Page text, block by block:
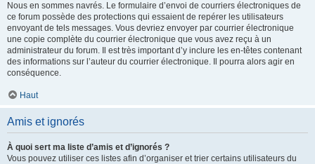
Nous en sommes navrés. Le formulaire d’envoi de courriers électroniques de
ce forum possède des protections qui essaient de repérer les utilisateurs
envoyant de tels messages. Vous devriez envoyer par courrier électronique
une copie complète du courrier électronique que vous avez reçu à un
administrateur du forum. Il est très important d’y inclure les en-têtes contenant
des informations sur l’auteur du courrier électronique. Il pourra alors agir en
conséquence.
Haut
Amis et ignorés
À quoi sert ma liste d’amis et d’ignorés ?
Vous pouvez utiliser ces listes afin d’organiser et trier certains utilisateurs du